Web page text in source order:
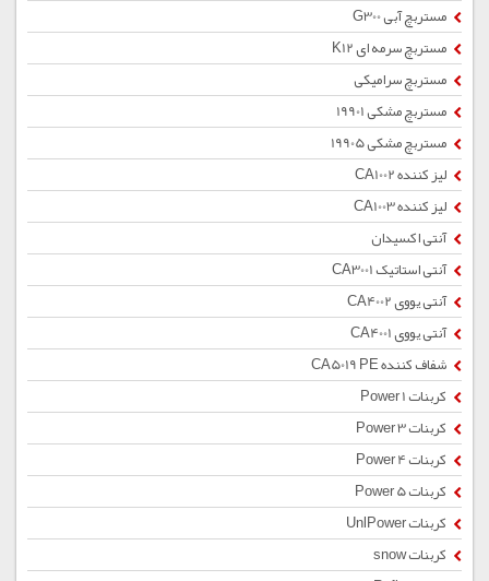
مستربچ آبی G300
مستربچ سرمه ای K12
مستربچ سرامیکی
مستربچ مشکی 19901
مستربچ مشکی 19905
لیز کننده CA1002
لیز کننده CA1003
آنتی اکسیدان
آنتی استاتیک CA3001
آنتی یووی CA4002
آنتی یووی CA4001
شفاف کننده CA5019 PE
کربنات Power 1
کربنات Power 3
کربنات Power 4
کربنات Power 5
کربنات UnlPower
کربنات snow